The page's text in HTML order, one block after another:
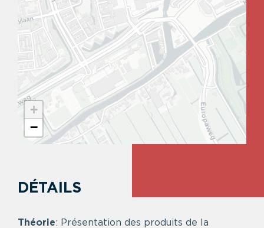
+
−
DÉTAILS
Théorie: Présentation des produits de la